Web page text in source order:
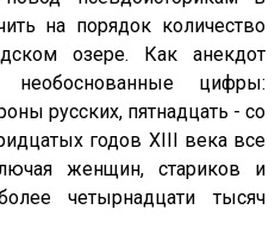
на порядок количество
озере. Как анекдот
цифры:
русских, пятнадцать - со
годов XIII века все
женщин, стариков и
четырнадцати тысяч